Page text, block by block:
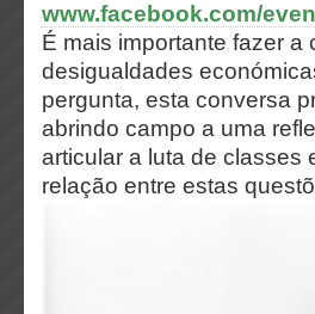
www.facebook.com/
É mais importante fazer
desigualdades
pergunta, esta conversa
abrindo campo a uma
articular a luta de classes
relação entre estas